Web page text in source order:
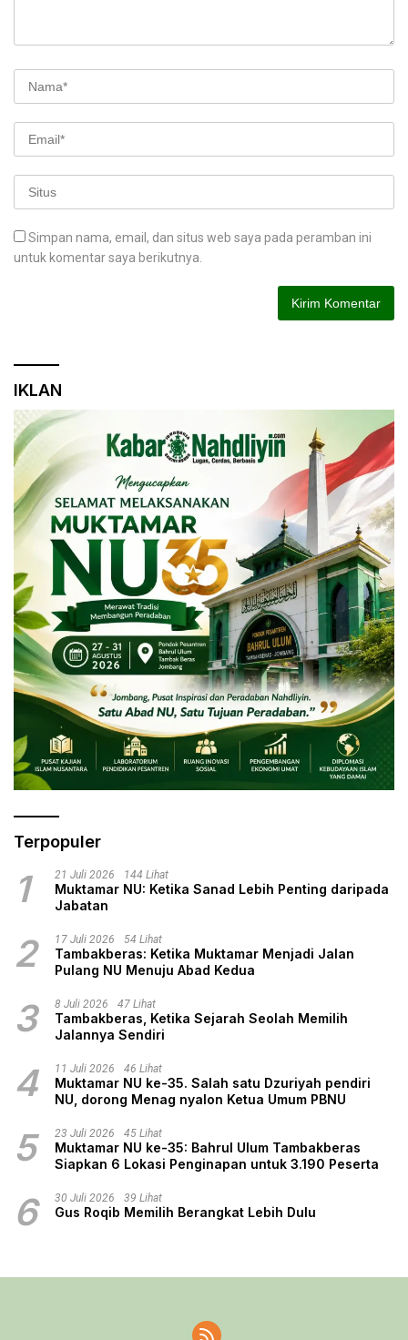
Simpan nama, email, dan situs web saya pada peramban ini
untuk komentar saya berikutnya.
IKLAN
Terpopuler
1 21 Juli 2026 144 Lihat
Muktamar NU: Ketika Sanad Lebih Penting daripada
Jabatan
2 17 Juli 2026 54 Lihat
Tambakberas: Ketika Muktamar Menjadi Jalan
Pulang NU Menuju Abad Kedua
3 8 Juli 2026 47 Lihat
Tambakberas, Ketika Sejarah Seolah Memilih
Jalannya Sendiri
4 11 Juli 2026 46 Lihat
Muktamar NU ke-35. Salah satu Dzuriyah pendiri
NU, dorong Menag nyalon Ketua Umum PBNU
5 23 Juli 2026 45 Lihat
Muktamar NU ke-35: Bahrul Ulum Tambakberas
Siapkan 6 Lokasi Penginapan untuk 3.190 Peserta
6 30 Juli 2026 39 Lihat
Gus Roqib Memilih Berangkat Lebih Dulu